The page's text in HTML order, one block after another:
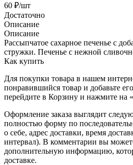
60 ₽/шт
Достаточно
Описание
Описание
Рассыпчатое сахарное печенье с
стружки. Печенье с нежной
Как купить
Для покупки товара в нашем
понравившийся товар и добавьте
перейдите в Корзину и нажмите на
Оформление заказа выглядит
полностью форму по
о себе, адрес доставки, время
интервал). В комментарии вы
дополнительную информацию,
доставке.